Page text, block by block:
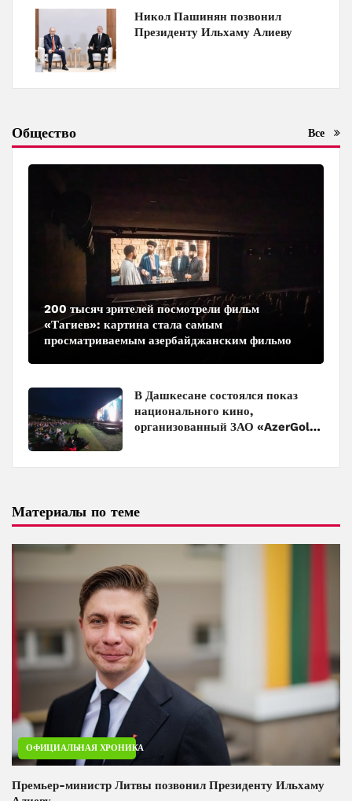
Никол Пашинян позвонил
Президенту Ильхаму Алиеву
Общество Все
200 тысяч зрителей посмотрели фильм
«Тагиев»: картина стала самым
просматриваемым азербайджанским фильмом
В Дашкесане состоялся показ
национального кино,
организованный ЗАО «AzerGold»
Материалы по теме
ОФИЦИАЛЬНАЯ ХРОНИКА
Премьер-министр Литвы позвонил Президенту Ильхаму